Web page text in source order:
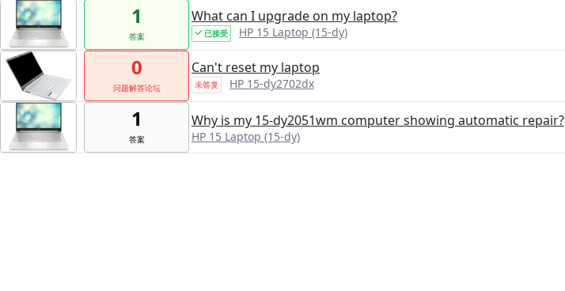
1
答案
What can I upgrade on my laptop?
已接受 HP 15 Laptop (15-dy)
0
问题解答论坛
Can't reset my laptop
未答复 HP 15-dy2702dx
1
答案
Why is my 15-dy2051wm computer showing automatic repair?
HP 15 Laptop (15-dy)